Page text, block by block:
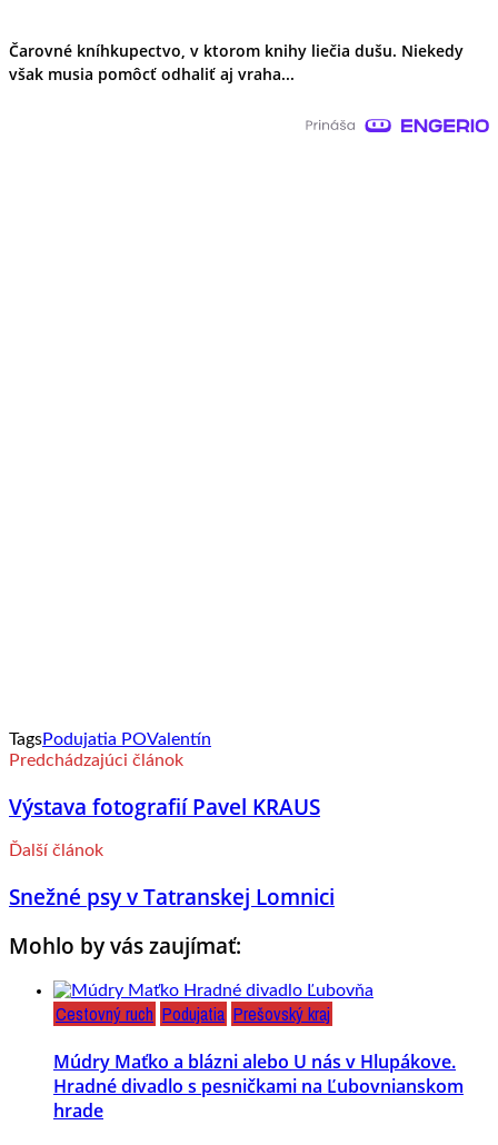
Čarovné kníhkupectvo, v ktorom knihy liečia dušu. Niekedy
však musia pomôcť odhaliť aj vraha...
TagsPodujatia POValentín
Predchádzajúci článok
Výstava fotografií Pavel KRAUS
Ďalší článok
Snežné psy v Tatranskej Lomnici
Mohlo by vás zaujímať:
Cestovný ruch Podujatia Prešovský kraj
Múdry Maťko a blázni alebo U nás v Hlupákove.
Hradné divadlo s pesničkami na Ľubovnianskom
hrade